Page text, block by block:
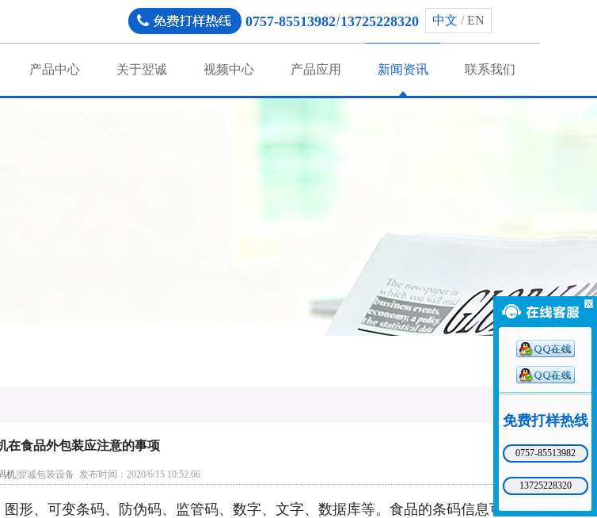
0757-85513982 13725228320 中文 /EN
产品中心 关于翌诚 视频中心 产品应用 新闻资讯 联系我们
在食品外包装应注意的事项
机|翌诚包装设备 发布时间：2020/6/15 10:52:06
、可变条码、防伪码、监管码、数字、文字、数据库等。食品的条码信息可包
免费打样热线
0757-85513982
13725228320